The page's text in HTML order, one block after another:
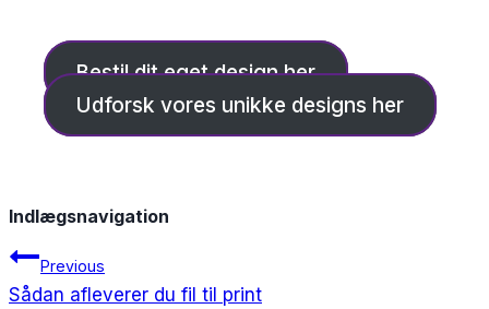
Bestil dit eget design her
Udforsk vores unikke designs her
Indlægsnavigation
Previous
Sådan afleverer du fil til print